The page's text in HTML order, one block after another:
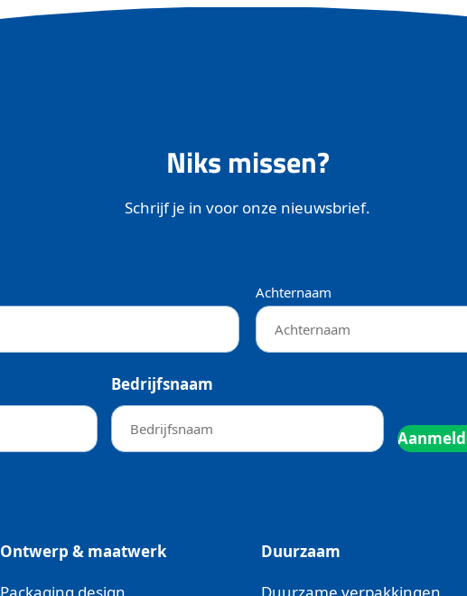
Niks missen?
Schrijf je in voor onze nieuwsbrief.
Achternaam
Bedrijfsnaam
Ontwerp & maatwerk
Packaging design
Duurzaam
Duurzame verpakkingen